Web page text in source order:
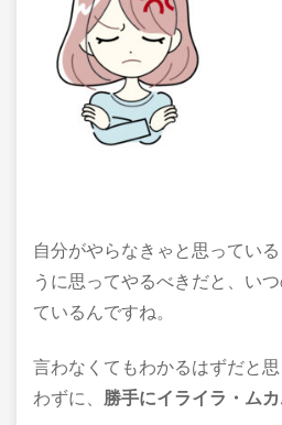
自分がやらなきゃと思ってい
うに思ってやるべきだと、い
ているんですね。
言わなくてもわかるはずだと
わずに、 勝手にイライラ・ムカ